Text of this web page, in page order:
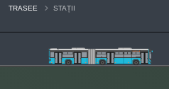
TRASEE STAȚII